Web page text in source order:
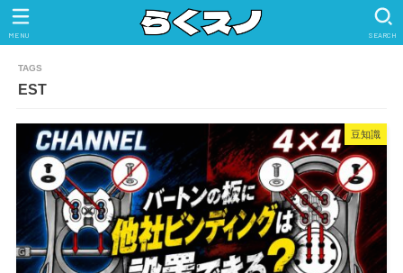
SEARCH
MENU
EST
豆知識